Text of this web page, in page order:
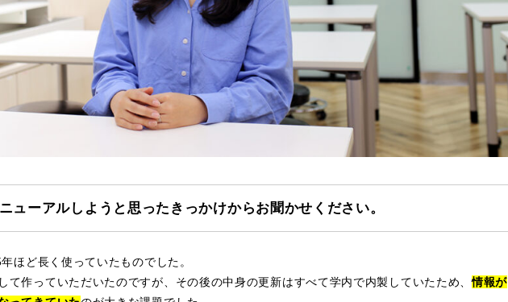
ューアルしようと思ったきっかけからお聞かせください。
ほど長く使っていたものでした。
て作っていただいたのですが、その後の中身の更新はすべて学内で内製していたため、情報が